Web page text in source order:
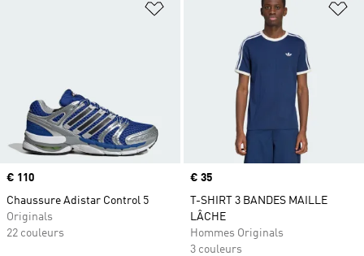
Ajouter à la Liste de produits
Prix
€ 110
Chaussure Adistar Control 5
Originals
22 couleurs
Prix
€ 35
T-SHIRT 3 BANDES MAILLE
LÂCHE
Hommes Originals
3 couleurs